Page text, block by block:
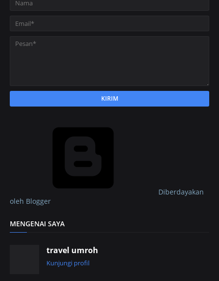
Diberdayakan
oleh Blogger
MENGENAI SAYA
travel umroh
Kunjungi profil